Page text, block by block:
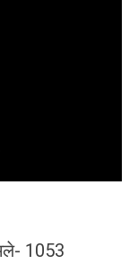
1053